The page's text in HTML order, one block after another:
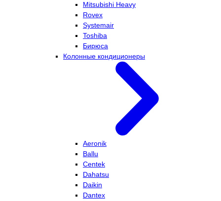
Mitsubishi Heavy
Rovex
Systemair
Toshiba
Бирюса
Колонные кондиционеры
Aeronik
Ballu
Centek
Dahatsu
Daikin
Dantex